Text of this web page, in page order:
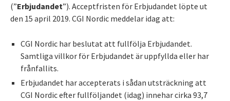
(”Erbjudandet”). Acceptfristen för Erbjudandet löpte ut
den 15 april 2019. CGI Nordic meddelar idag att:
CGI Nordic har beslutat att fullfölja Erbjudandet.
Samtliga villkor för Erbjudandet är uppfyllda eller har
frånfallits.
Erbjudandet har accepterats i sådan utsträckning att
CGI Nordic efter fullföljandet (idag) innehar cirka 93,7